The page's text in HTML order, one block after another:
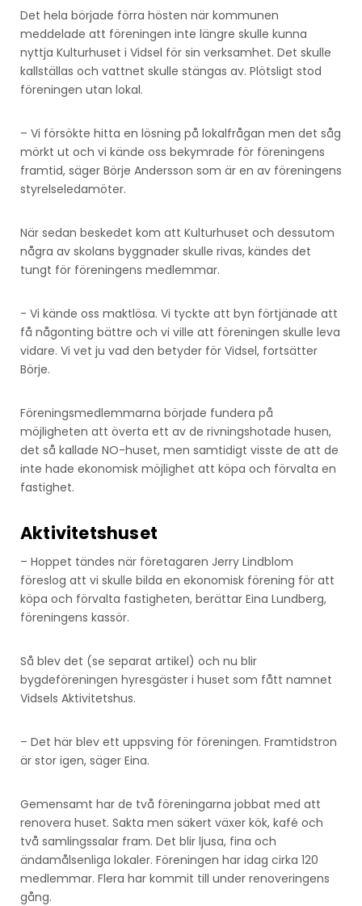
Det hela började förra hösten när kommunen
meddelade att föreningen inte längre skulle kunna
nyttja Kulturhuset i Vidsel för sin verksamhet. Det skulle
kallställas och vattnet skulle stängas av. Plötsligt stod
föreningen utan lokal.
– Vi försökte hitta en lösning på lokalfrågan men det såg
mörkt ut och vi kände oss bekymrade för föreningens
framtid, säger Börje Andersson som är en av föreningens
styrelseledamöter.
När sedan beskedet kom att Kulturhuset och dessutom
några av skolans byggnader skulle rivas, kändes det
tungt för föreningens medlemmar.
­- Vi kände oss maktlösa. Vi tyckte att byn förtjänade att
få någonting bättre och vi ville att föreningen skulle leva
vidare. Vi vet ju vad den betyder för Vidsel, fortsätter
Börje.
Föreningsmedlemmarna började fundera på
möjligheten att överta ett av de rivningshotade husen,
det så kallade NO-huset, men samtidigt visste de att de
inte hade ekonomisk möjlighet att köpa och förvalta en
fastighet.
Aktivitetshuset
– Hoppet tändes när företagaren Jerry Lindblom
föreslog att vi skulle bilda en ekonomisk förening för att
köpa och förvalta fastigheten, berättar Eina Lundberg,
föreningens kassör.
Så blev det (se separat artikel) och nu blir
bygdeföreningen hyresgäster i huset som fått namnet
Vidsels Aktivitetshus.
– Det här blev ett uppsving för föreningen. Framtidstron
är stor igen, säger Eina.
Gemensamt har de två föreningarna jobbat med att
renovera huset. Sakta men säkert växer kök, kafé och
två samlingssalar fram. Det blir ljusa, fina och
ändamålsenliga lokaler. Föreningen har idag cirka 120
medlemmar. Flera har kommit till under renoveringens
gång.